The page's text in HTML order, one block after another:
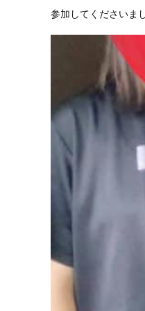
参加してくださいま